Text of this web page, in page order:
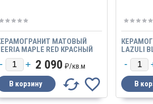
МАТОВЫЙ
MAPLE RED КРАСНЫЙ
КЛЕН
2 090 ₽/кв.м
LAZULI
GTF